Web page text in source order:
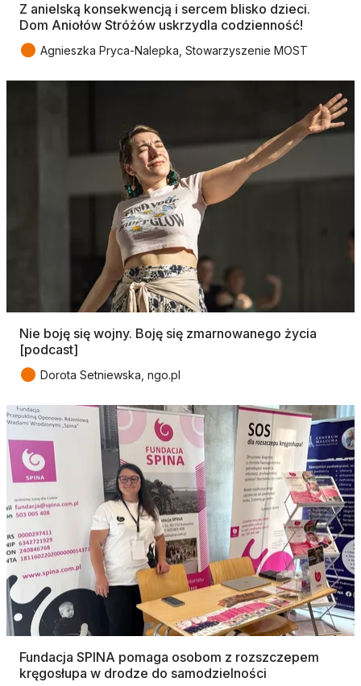
Z anielską konsekwencją i sercem blisko dzieci.
Dom Aniołów Stróżów uskrzydla codzienność!
● Agnieszka Pryca-Nalepka, Stowarzyszenie MOST
Nie boję się wojny. Boję się zmarnowanego życia
[podcast]
● Dorota Setniewska, ngo.pl
Fundacja SPINA pomaga osobom z rozszczepem
kręgosłupa w drodze do samodzielności